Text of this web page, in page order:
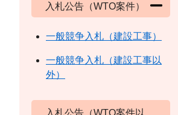
入札公告（WTO案件）
一般競争入札（建設工事）
一般競争入札（建設工事以
外）
入札公告（WTO案件以